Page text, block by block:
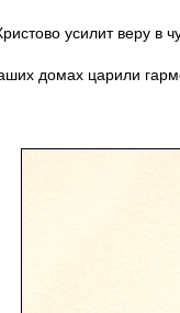
усилит веру в
домах царили